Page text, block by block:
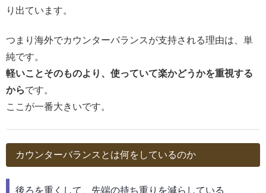
り出ています。
つまり海外でカウンターバランスが支持される理由は、単
純です。
軽いことそのものより、使っていて楽かどうかを重視する
からです。
ここが一番大きいです。
カウンターバランスとは何をしているのか
後ろを重くして、先端の持ち重りを減らしている